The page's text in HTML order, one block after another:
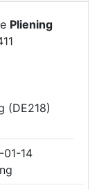
Pliening
(DE218)
14